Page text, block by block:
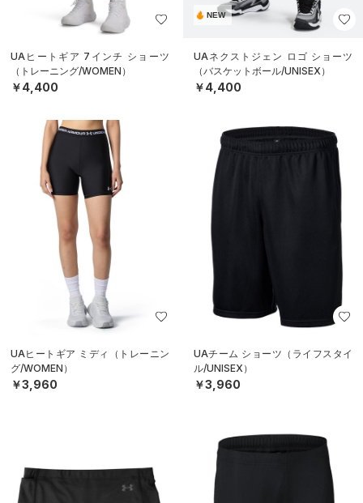
UAヒートギア 7インチ ショーツ
（トレーニング/WOMEN）
￥4,400
NEW
UAネクストジェン ロゴ ショーツ
（バスケットボール/UNISEX）
￥4,400
UAヒートギア ミディ（トレーニン
グ/WOMEN）
￥3,960
UAチーム ショーツ（ライフスタイ
ル/UNISEX）
￥3,960